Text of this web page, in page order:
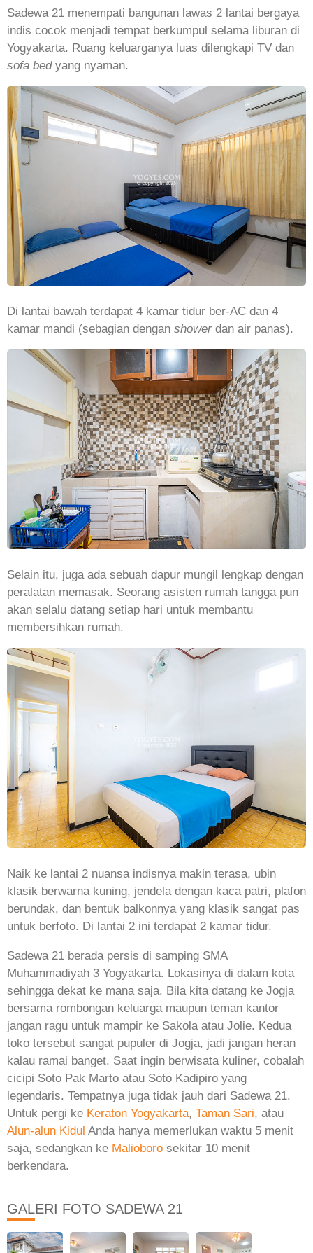
Sadewa 21 menempati bangunan lawas 2 lantai bergaya
indis cocok menjadi tempat berkumpul selama liburan di
Yogyakarta. Ruang keluarganya luas dilengkapi TV dan
sofa bedyang nyaman.
Di lantai bawah terdapat 4 kamar tidur ber-AC dan 4
kamar mandi (sebagian dengan shower dan air panas).
Selain itu, juga ada sebuah dapur mungil lengkap dengan
peralatan memasak. Seorang asisten rumah tangga pun
akan selalu datang setiap hari untuk membantu
membersihkan rumah.
Naik ke lantai 2 nuansa indisnya makin terasa, ubin
klasik berwarna kuning, jendela dengan kaca patri, plafon
berundak, dan bentuk balkonnya yang klasik sangat pas
untuk berfoto. Di lantai 2 ini terdapat 2 kamar tidur.
Sadewa 21 berada persis di samping SMA
Muhammadiyah 3 Yogyakarta. Lokasinya di dalam kota
sehingga dekat ke mana saja. Bila kita datang ke Jogja
bersama rombongan keluarga maupun teman kantor
jangan ragu untuk mampir ke Sakola atau Jolie. Kedua
toko tersebut sangat pupuler di Jogja, jadi jangan heran
kalau ramai banget. Saat ingin berwisata kuliner, cobalah
cicipi Soto Pak Marto atau Soto Kadipiro yang
legendaris. Tempatnya juga tidak jauh dari Sadewa 21.
Untuk pergi ke Keraton Yogyakarta, Taman Sari, atau
Alun-alun Kidul Anda hanya memerlukan waktu 5 menit
saja, sedangkan ke Malioboro sekitar 10 menit
berkendara.
GALERI FOTO SADEWA 21